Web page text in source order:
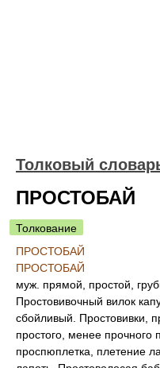
Толковый
ПРОСТОБАЙ
Толкование
ПРОСТОБАЙ
ПРОСТОБАЙ
муж. прямой, простой,
Простовивочный вилок
сбойливый. Простовивки,
простого, менее прочного
проспюплетка, плетение